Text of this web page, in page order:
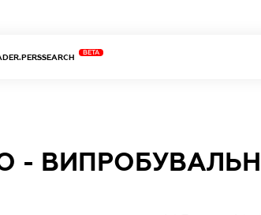
BETA
-